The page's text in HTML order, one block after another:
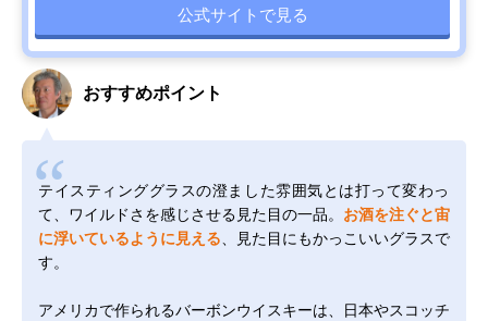
公式サイトで見る
おすすめポイント
テイスティンググラスの澄ました雰囲気とは打って変わっ
て、ワイルドさを感じさせる見た目の一品。 お酒を注ぐと宙
に浮いているように見える 、見た目にもかっこいいグラスで
す。
アメリカで作られるバーボンウイスキーは、日本やスコッチ